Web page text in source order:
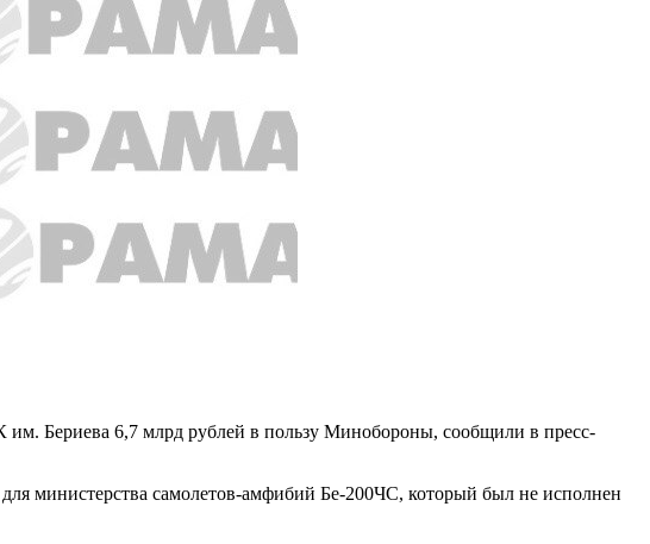
Бериева 6,7 млрд рублей в пользу Минобороны, сообщили в пресс-
министерства самолетов-амфибий Бе-200ЧС, который был не исполнен